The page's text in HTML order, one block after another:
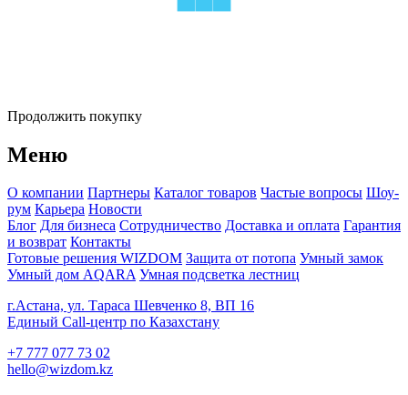
Продолжить покупку
Меню
О компании Партнеры Каталог товаров Частые вопросы Шоу-
рум Карьера Новости
Блог Для бизнеса Сотрудничество Доставка и оплата Гарантия
и возврат Контакты
Готовые решения WIZDOM Защита от потопа Умный замок
Умный дом AQARA Умная подсветка лестниц
г.Астана, ул. Тараса Шевченко 8, ВП 16
Единый Call-центр по Казахстану
+7 777 077 73 02
hello@wizdom.kz